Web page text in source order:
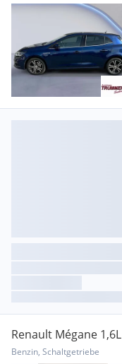
Renault Mégane 1,6L
Benzin, Schaltgetriebe